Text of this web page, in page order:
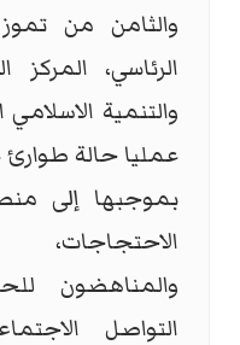
والثامن من
الرئاسي،
والتنمية
عمليا حالة طوارئ
بموجبها إلى
الاحتجاجات،
والمناهضون
التواصل